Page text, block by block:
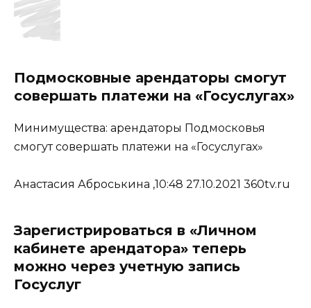
Подмосковные арендаторы смогут
совершать платежи на «Госуслугах»
Минимущества: арендаторы Подмосковья
смогут совершать платежи на «Госуслугах»
Анастасия Аброськина ,10:48 27.10.2021 360tv.ru
Зарегистрироваться в «Личном
кабинете арендатора» теперь
можно через учетную запись
Госуслуг